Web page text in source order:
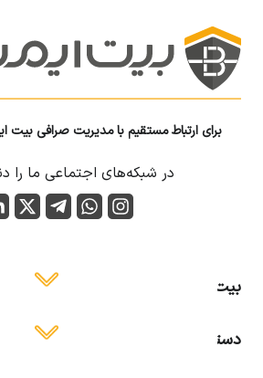
برای ارتباط مستقیم با مدیریت صرافی بیت
در شبکه‌های اجتماعی ما را
بیت ایمن
دسترسی آسان